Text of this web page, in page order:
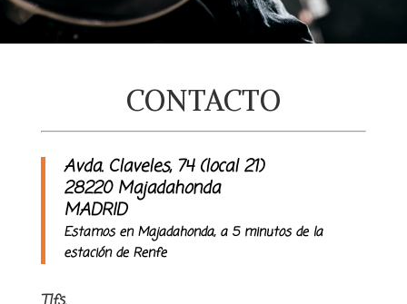
CONTACTO
Avda. Claveles, 74 (local 21)
28220 Majadahonda
MADRID
Estamos en Majadahonda, a 5 minutos de la
estación de Renfe